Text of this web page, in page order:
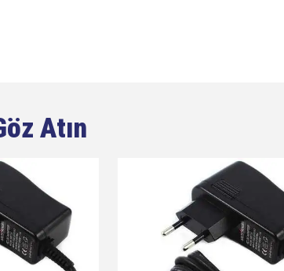
Atın